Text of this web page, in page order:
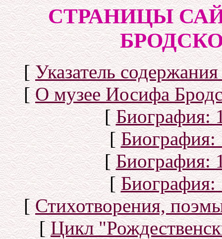
СТРАНИЦЫ
[Указатель
[О музее Иосифа
[Биография:
[Биография:
[Биография:
[Биография:
[Стихотворения,
[Цикл